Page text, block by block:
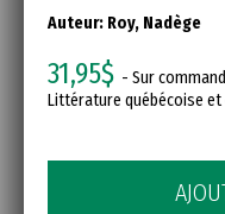
Auteur: Roy, Nadège
31,95$ - Sur
Littérature québécoise et